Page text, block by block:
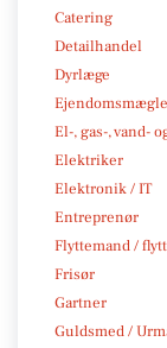
Catering
Detailhandel
Dyrlæge
El-, gas-, vand-
Elektriker
Elektronik / IT
Entreprenør
Flyttemand /
Frisør
Gartner
Guldsmed /